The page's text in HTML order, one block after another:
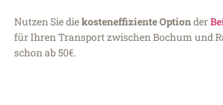
Nutzen Sie diekosteneffiziente Optionder
für Ihren Transport zwischen Bochum und
schon ab 50€.